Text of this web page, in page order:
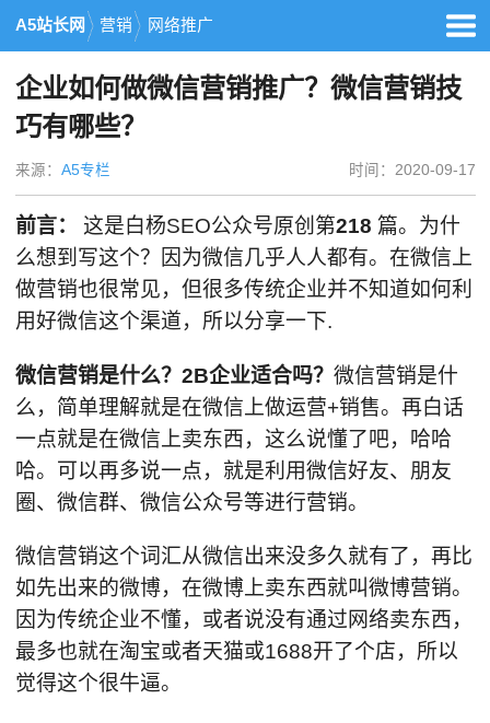
A5站长网 营销 网络推广
企业如何做微信营销推广？微信营销技
巧有哪些？
来源： A5专栏 时间：2020-09-17
前言： 这是白杨SEO公众号原创第218 篇。为什
么想到写这个？因为微信几乎人人都有。在微信上
做营销也很常见，但很多传统企业并不知道如何利
用好微信这个渠道，所以分享一下.
微信营销是什么？2B企业适合吗？ 微信营销是什
么，简单理解就是在微信上做运营+销售。再白话
一点就是在微信上卖东西，这么说懂了吧，哈哈
哈。可以再多说一点，就是利用微信好友、朋友
圈、微信群、微信公众号等进行营销。
微信营销这个词汇从微信出来没多久就有了，再比
如先出来的微博，在微博上卖东西就叫微博营销。
因为传统企业不懂，或者说没有通过网络卖东西，
最多也就在淘宝或者天猫或1688开了个店，所以
觉得这个很牛逼。